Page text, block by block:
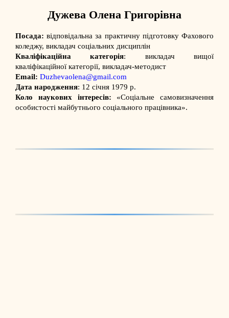
Дужева Олена Григорівна
Посада: відповідальназа практичну підготовку Фахового
коледжу, викладач соціальних дисциплін
Кваліфікаційна категорія: викладач вищої
кваліфікаційної категорії, викладач-методист
Email: Duzhevaolena@gmail.com
Дата народження: 12 січня 1979 р.
Коло наукових інтересів: «Соціальне самовизначення
особистості майбутнього соціального працівника».